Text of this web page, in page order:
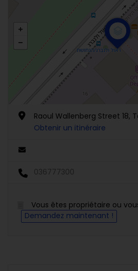
Raoul Wallenberg Street 18,
Obtenir un itinéraire
036777300
Vous êtes propriétaire ou
Demandez maintenant !